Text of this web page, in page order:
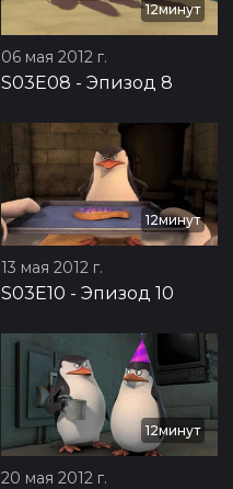
12минут
06 мая 2012 г.
S03E08 - Эпизод 8
12минут
13 мая 2012 г.
S03E10 - Эпизод 10
12минут
20 мая 2012 г.